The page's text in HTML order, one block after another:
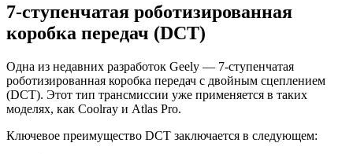
7-ступенчатая роботизированная
коробка передач (DCT)
Одна из недавних разработок Geely — 7-ступенчатая
роботизированная коробка передач с двойным сцеплением
(DCT). Этот тип трансмиссии уже применяется в таких
моделях, как Coolray и Atlas Pro.
Ключевое преимущество DCT заключается в следующем: